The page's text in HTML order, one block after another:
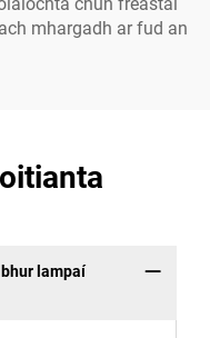
mhargadh ar fud an
lampaí